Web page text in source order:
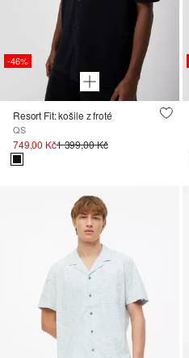
-46%
Resort Fit: košile z froté
QS
749,00 Kč1 399,00 Kč